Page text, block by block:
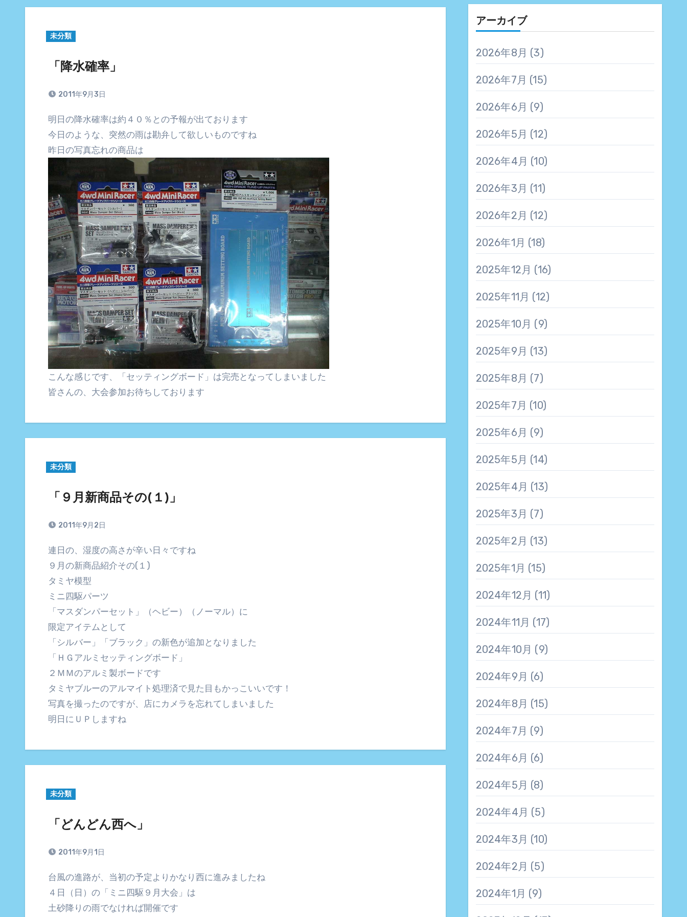
未分類
「降水確率」
2011年9月3日
明日の降水確率は約４０％との予報が出ております
今日のような、突然の雨は勘弁して欲しいものですね
昨日の写真忘れの商品は
こんな感じです、「セッティングボード」は完売となってしまいました
皆さんの、大会参加お待ちしております
未分類
「９月新商品その(１)」
2011年9月2日
連日の、湿度の高さが辛い日々ですね
９月の新商品紹介その(１)
タミヤ模型
ミニ四駆パーツ
「マスダンパーセット」（ヘビー）（ノーマル）に
限定アイテムとして
「シルバー」「ブラック」の新色が追加となりました
「ＨＧアルミセッティングボード」
２ＭＭのアルミ製ボードです
タミヤブルーのアルマイト処理済で見た目もかっこいいです！
写真を撮ったのですが、店にカメラを忘れてしまいました
明日にＵＰしますね
未分類
「どんどん西へ」
2011年9月1日
台風の進路が、当初の予定よりかなり西に進みましたね
４日（日）の「ミニ四駆９月大会」は
土砂降りの雨でなければ開催です
アーカイブ
2026年8月 (3)
2026年7月 (15)
2026年6月 (9)
2026年5月 (12)
2026年4月 (10)
2026年3月 (11)
2026年2月 (12)
2026年1月 (18)
2025年12月 (16)
2025年11月 (12)
2025年10月 (9)
2025年9月 (13)
2025年8月 (7)
2025年7月 (10)
2025年6月 (9)
2025年5月 (14)
2025年4月 (13)
2025年3月 (7)
2025年2月 (13)
2025年1月 (15)
2024年12月 (11)
2024年11月 (17)
2024年10月 (9)
2024年9月 (6)
2024年8月 (15)
2024年7月 (9)
2024年6月 (6)
2024年5月 (8)
2024年4月 (5)
2024年3月 (10)
2024年2月 (5)
2024年1月 (9)